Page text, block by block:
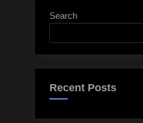
Search
Recent Posts